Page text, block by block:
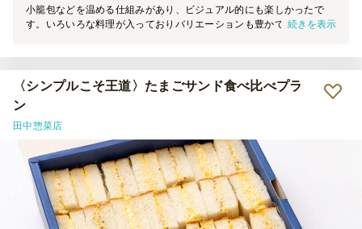
小籠包などを温める仕組みがあり、ビジュアル的にも楽しかったで
す。いろいろな料理が入っておりバリエーションも豊かでした。ボリ
続きを表示
〈シンプルこそ王道〉たまごサンド食べ比べプラ
ン
田中惣菜店